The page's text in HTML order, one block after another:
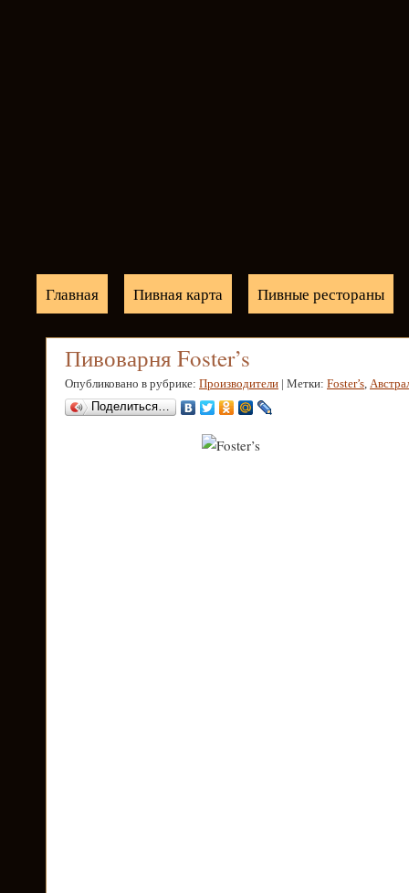
Главная Пивная карта Пивные рестораны
Пивоварня Foster’s
Опубликовано в рубрике: Производители | Метки: Foster’s,
Поделиться…